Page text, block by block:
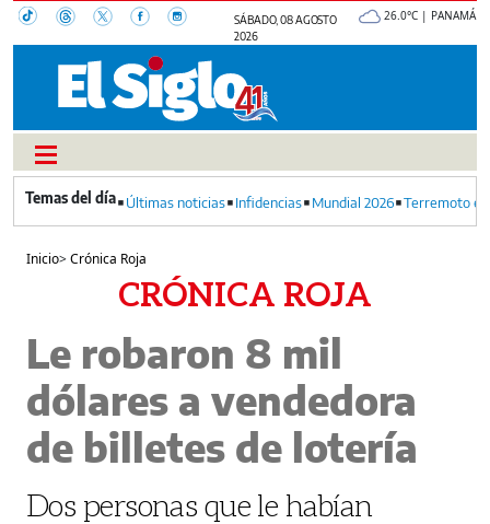
SÁBADO, 08 AGOSTO
2026
26.0°C | PANAMÁ
Últimas noticias Infidencias Mundial 2026 Terremoto
Inicio>Crónica Roja
CRÓNICA ROJA
Le robaron 8 mil
dólares a vendedora
de billetes de lotería
Dos personas que le habían